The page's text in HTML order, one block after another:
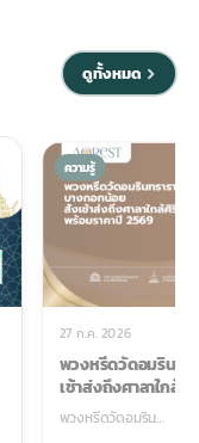
ดูทั้งหมด
ความรู้
27 ก.ค. 2026
พวงหรีดวัดอมรินทร
เช้าส่งถึงศาลาใกล้ศิ
2569
พวงหรีดวัดอมริน…